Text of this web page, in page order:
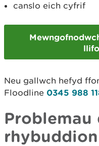
canslo eich cyfrif
Neu gallwch hefyd
Floodline 0345 988
Problemau